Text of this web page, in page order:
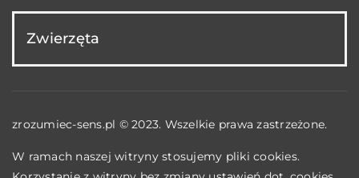
Zwierzęta
zrozumiec-sens.pl © 2023. Wszelkie prawa zastrzeżone.
W ramach naszej witryny stosujemy pliki cookies.